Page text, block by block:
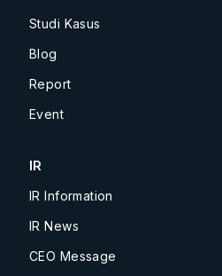
Studi Kasus
Blog
Report
Event
IR
IR Information
IR News
CEO Message